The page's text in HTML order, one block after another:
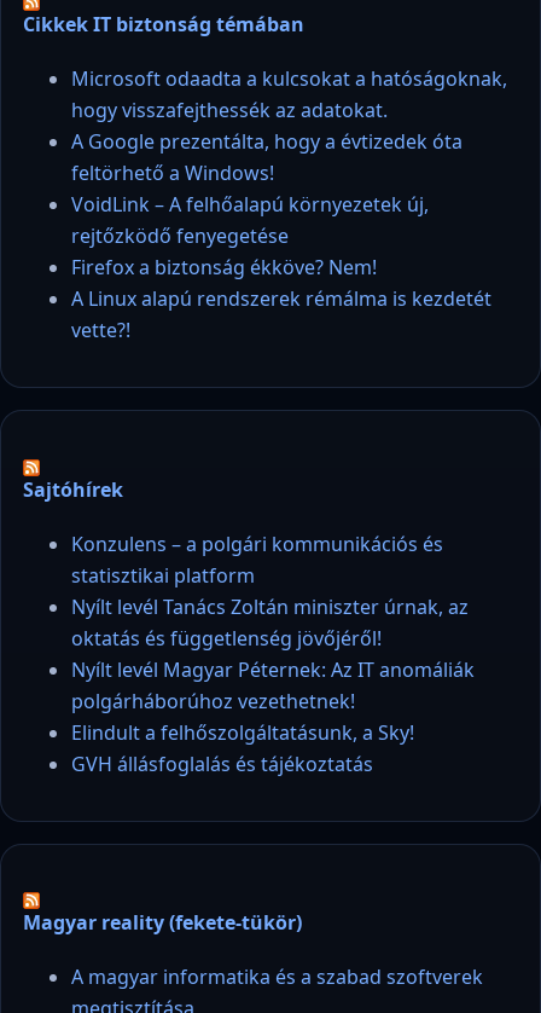
Cikkek IT biztonság témában
Microsoft odaadta a kulcsokat a hatóságoknak,
hogy visszafejthessék az adatokat.
A Google prezentálta, hogy a évtizedek óta
feltörhető a Windows!
VoidLink – A felhőalapú környezetek új,
rejtőzködő fenyegetése
Firefox a biztonság ékköve? Nem!
A Linux alapú rendszerek rémálma is kezdetét
vette?!
Sajtóhírek
Konzulens – a polgári kommunikációs és
statisztikai platform
Nyílt levél Tanács Zoltán miniszter úrnak, az
oktatás és függetlenség jövőjéről!
Nyílt levél Magyar Péternek: Az IT anomáliák
polgárháborúhoz vezethetnek!
Elindult a felhőszolgáltatásunk, a Sky!
GVH állásfoglalás és tájékoztatás
Magyar reality (fekete-tükör)
A magyar informatika és a szabad szoftverek